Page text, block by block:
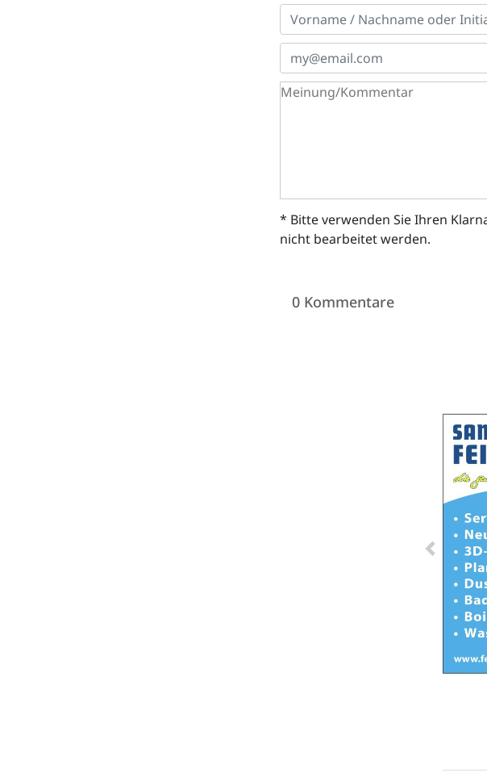
* Bitte verwenden Sie Ihren
nicht bearbeitet werden.
0 Kommentare